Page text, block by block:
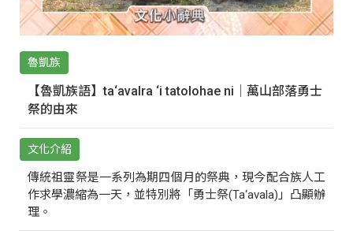
魯凱族
【魯凱族語】ta‘avalra ‘i tatolohae ni｜萬山部落勇士
祭的由來
文化介紹
傳統祖靈祭是一系列為期四個月的祭典，現今配合族人工
作求學濃縮為一天，並特別將「勇士祭(Ta‘avala)」凸顯辦
理。